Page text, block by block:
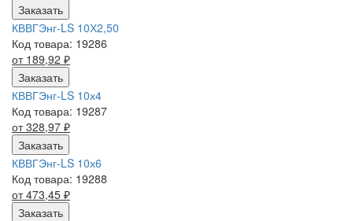
Заказать
КВВГЭнг-LS 10Х2,50
Код товара: 19286
от 189,92 ₽
Заказать
КВВГЭнг-LS 10х4
Код товара: 19287
от 328,97 ₽
Заказать
КВВГЭнг-LS 10х6
Код товара: 19288
от 473,45 ₽
Заказать